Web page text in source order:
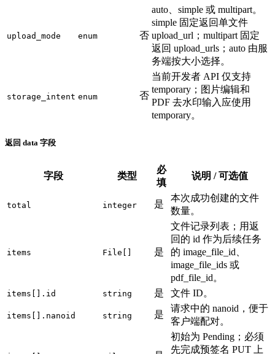
upload_mode enum 否
auto、simple 或 multipart。
simple 固定返回单文件
upload_url；multipart 固定
返回 upload_urls；auto 由服
务端按大小选择。
storage_intent enum 否
当前开发者 API 仅支持
temporary；图片编辑和
PDF 去水印输入应使用
temporary。
返回 data 字段
字段 类型
必
填
说明 / 可选值
total integer 是
本次成功创建的文件
数量。
items File[] 是
文件记录列表；用返
回的 id 作为后续任务
的 image_file_id、
image_file_ids 或
pdf_file_id。
items[].id string 是 文件 ID。
items[].nanoid string 是
请求中的 nanoid，便于
客户端配对。
初始为 Pending；必须
先完成预签名 PUT 上